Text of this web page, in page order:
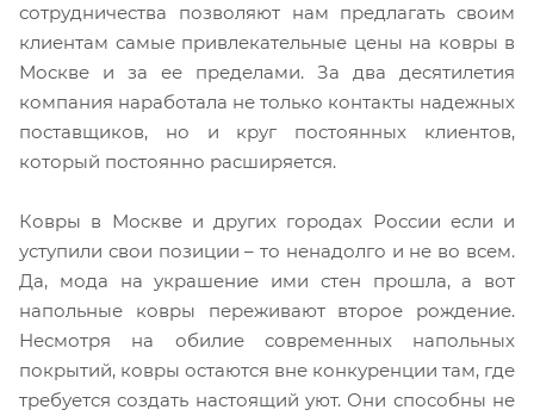
сотрудничества позволяют нам предлагать своим
клиентам самые привлекательные цены на ковры в
Москве и за ее пределами. За два десятилетия
компания наработала не только контакты надежных
поставщиков, но и круг постоянных клиентов,
который постоянно расширяется.
Ковры в Москве и других городах России если и
уступили свои позиции – то ненадолго и не во всем.
Да, мода на украшение ими стен прошла, а вот
напольные ковры переживают второе рождение.
Несмотря на обилие современных напольных
покрытий, ковры остаются вне конкуренции там, где
требуется создать настоящий уют. Они способны не